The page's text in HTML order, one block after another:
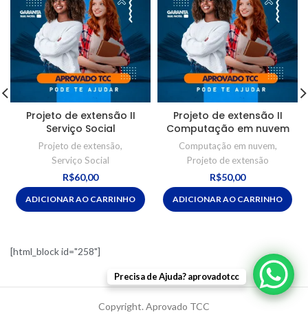
Projeto de extensão II
Serviço Social
Projeto de extensão,
Serviço Social
R$60,00
ADICIONAR AO CARRINHO
Projeto de extensão II
Computação em nuvem
Computação em nuvem,
Projeto de extensão
R$50,00
ADICIONAR AO CARRINHO
[html_block id="258"]
Copyright. Aprovado TCC
Precisa de Ajuda? aprovadotcc